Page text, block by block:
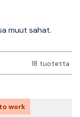
muut sahat.
18 tuotetta
work